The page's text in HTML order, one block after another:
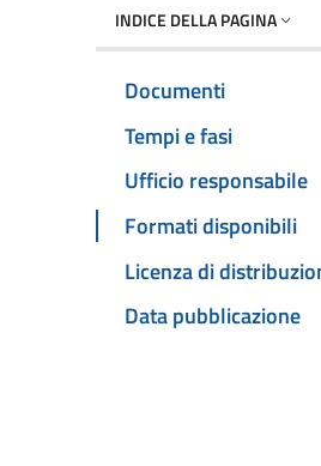
INDICE DELLA PAGINA
Documenti
Tempi e fasi
Ufficio responsabile
Formati disponibili
Licenza di
Data pubblicazione